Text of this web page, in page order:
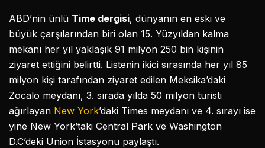
ABD’nin ünlü Time dergisi, dünyanın en eski ve
büyük çarşılarından biri olan 15. Yüzyıldan kalma
mekanı her yıl yaklaşık 91 milyon 250 bin kişinin
ziyaret ettiğini belirtti. Listenin ikici sırasında her yıl 85
milyon kişi tarafından ziyaret edilen Meksika’daki
Zocalo meydanı, 3. sırada yılda 50 milyon turisti
ağırlayan New York’daki Times meydanı ve 4. sırayı ise
yine New York’taki Central Park ve Washington
D.C’deki Union İstasyonu paylaştı.